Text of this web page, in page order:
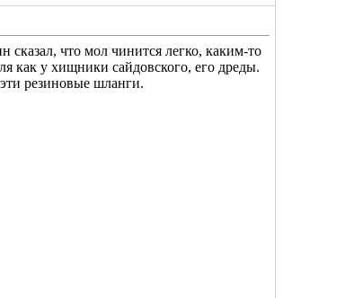
сказал, что мол чинится легко, каким-то
как у хищники сайдовского, его дреды.
резиновые шланги.